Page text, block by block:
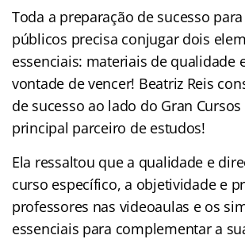
Toda a preparação de sucesso
públicos precisa conjugar dois
essenciais: materiais de qualidade
vontade de vencer! Beatriz Reis
de sucesso ao lado do Gran
principal parceiro de estudos!
Ela ressaltou que a qualidade e
curso específico, a objetividade e
professores nas videoaulas e os
essenciais para complementar a